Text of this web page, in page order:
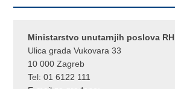
Ministarstvo unutarnjih poslova RH
Ulica grada Vukovara 33
10 000 Zagreb
Tel:01 6122 111